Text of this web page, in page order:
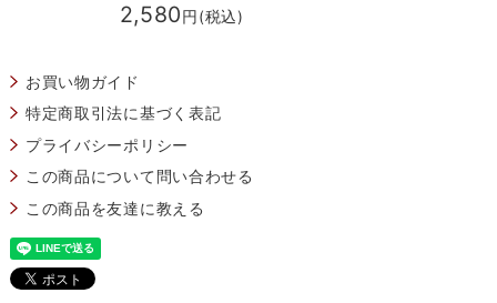
2,580円(税込)
お買い物ガイド
特定商取引法に基づく表記
プライバシーポリシー
この商品について問い合わせる
この商品を友達に教える